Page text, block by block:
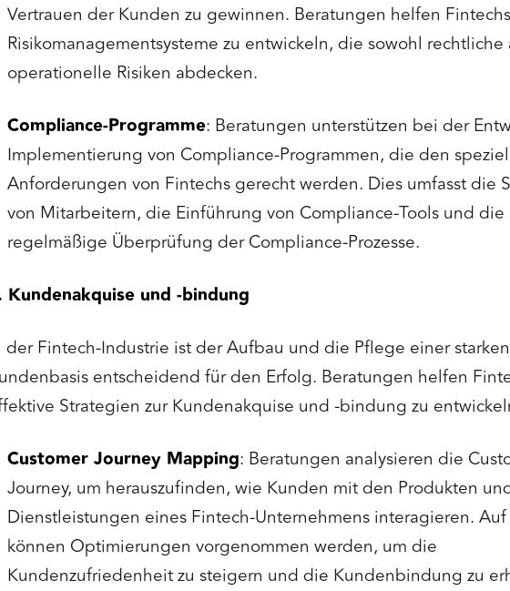
Vertrauen der Kunden zu gewinnen. Beratungen helfen
Risikomanagementsysteme zu entwickeln, die sowohl rechtliche
operationelle Risiken abdecken.
Compliance-Programme: Beratungen unterstützen bei der
Implementierung von Compliance-Programmen, die den
Anforderungen von Fintechs gerecht werden. Dies umfasst die
von Mitarbeitern, die Einführung von Compliance-Tools und die
regelmäßige Überprüfung der Compliance-Prozesse.
Kundenakquise und -bindung
der Fintech-Industrie ist der Aufbau und die Pflege einer starken
entscheidend für den Erfolg. Beratungen helfen
Strategien zur Kundenakquise und -bindung zu
Customer Journey Mapping: Beratungen analysieren die
Journey, um herauszufinden, wie Kunden mit den Produkten
Dienstleistungen eines Fintech-Unternehmens interagieren. Auf
können Optimierungen vorgenommen werden, um die
Kundenzufriedenheit zu steigern und die Kundenbindung zu